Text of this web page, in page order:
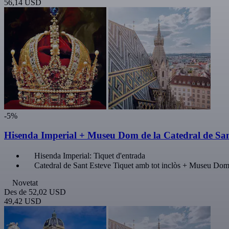
56,14 USD
-5%
Hisenda Imperial + Museu Dom de la Catedral de
Hisenda Imperial: Tiquet d'entrada
Catedral de Sant Esteve Tiquet amb tot inclòs + Museu
Novetat
Des de 52,02 USD
49,42 USD